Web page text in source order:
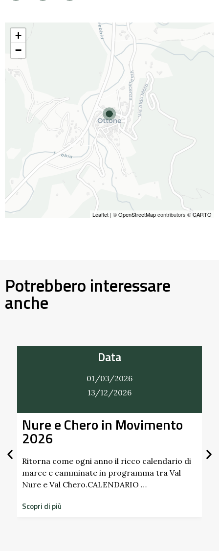
+
−
Leaflet | ©OpenStreetMapcontributors ©CARTO
Potrebbero interessare
anche
di
tra Val
01/03/2026
Alla Scoperta dei
Pallavicino
Scopri i profumi inaspettati di erbe e